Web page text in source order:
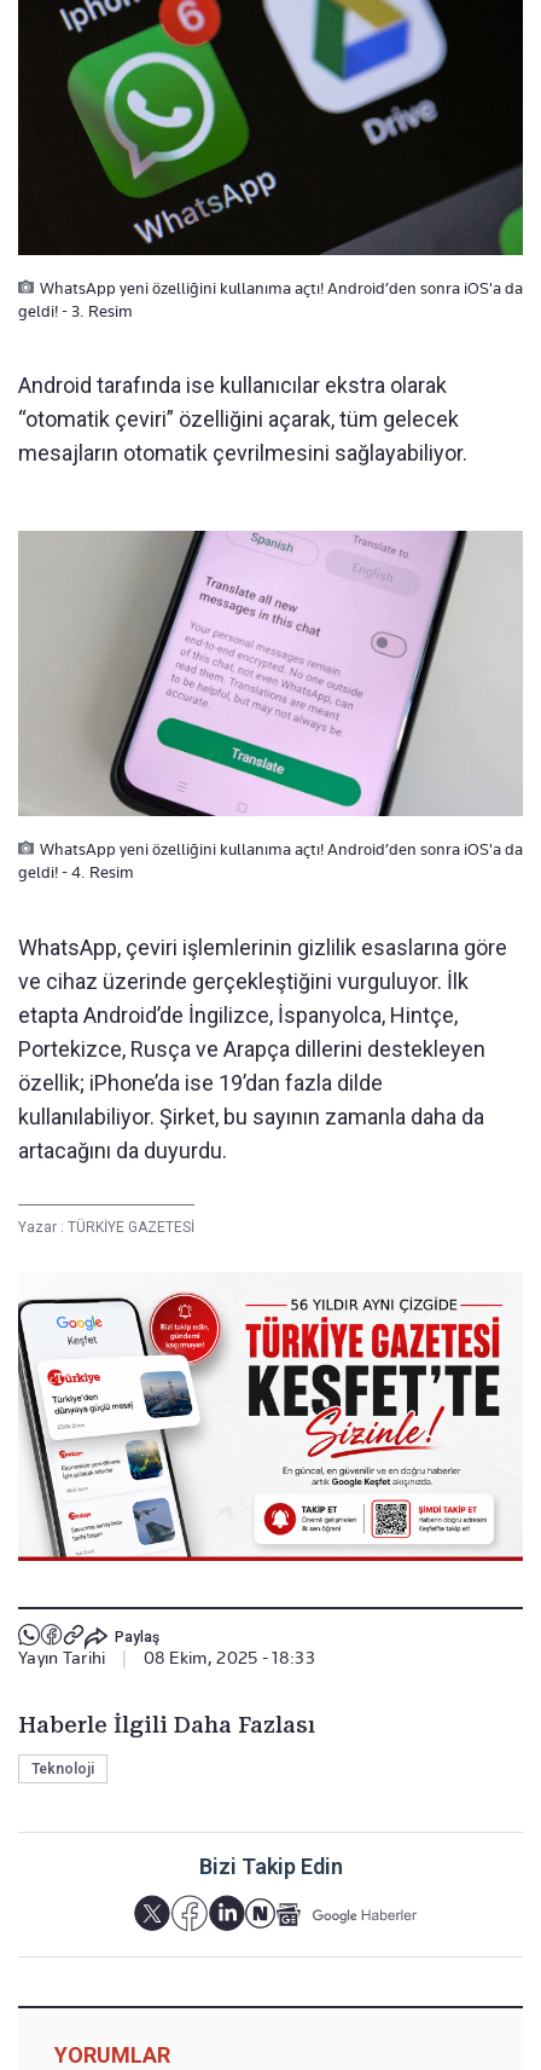
WhatsApp yeni özelliğini kullanıma açtı! Android’den sonra iOS'a da
geldi! - 3. Resim
Android tarafında ise kullanıcılar ekstra olarak
“otomatik çeviri” özelliğini açarak, tüm gelecek
mesajların otomatik çevrilmesini sağlayabiliyor.
WhatsApp yeni özelliğini kullanıma açtı! Android’den sonra iOS'a da
geldi! - 4. Resim
WhatsApp, çeviri işlemlerinin gizlilik esaslarına göre
ve cihaz üzerinde gerçekleştiğini vurguluyor. İlk
etapta Android’de İngilizce, İspanyolca, Hintçe,
Portekizce, Rusça ve Arapça dillerini destekleyen
özellik; iPhone’da ise 19’dan fazla dilde
kullanılabiliyor. Şirket, bu sayının zamanla daha da
artacağını da duyurdu.
Yazar : TÜRKİYE GAZETESİ
Paylaş
Yayın Tarihi 08 Ekim, 2025 - 18:33
Haberle İlgili Daha Fazlası
Teknoloji
Bizi Takip Edin
YORUMLAR